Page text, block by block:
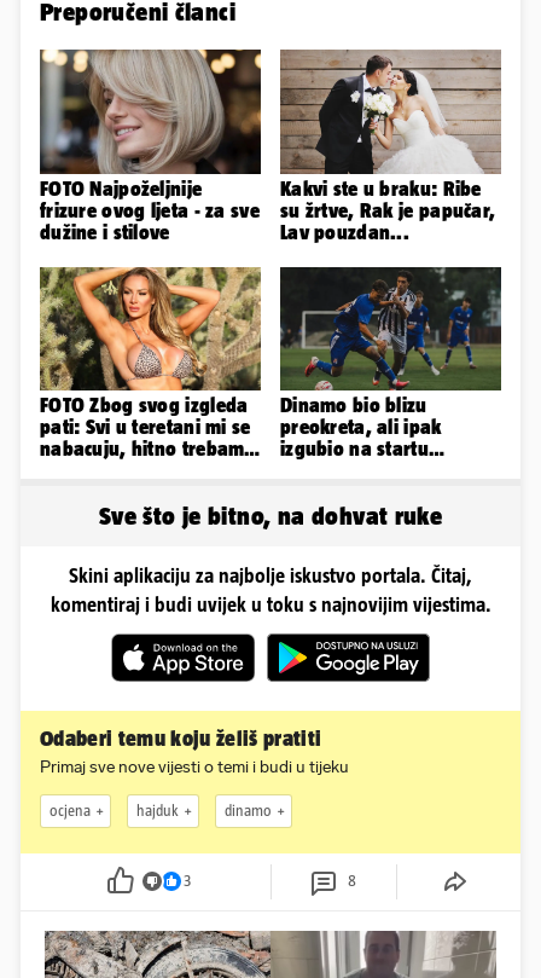
Preporučeni članci
FOTO Najpoželjnije
frizure ovog ljeta - za sve
dužine i stilove
Kakvi ste u braku: Ribe
su žrtve, Rak je papučar,
Lav pouzdan...
FOTO Zbog svog izgleda
pati: Svi u teretani mi se
nabacuju, hitno trebam
Dinamo bio blizu
preokreta, ali ipak
izgubio na startu
Sve što je bitno, na dohvat ruke
Skini aplikaciju za najbolje iskustvo portala. Čitaj,
komentiraj i budi uvijek u toku s najnovijim vijestima.
Odaberi temu koju želiš pratiti
Primaj sve nove vijesti o temi i budi u tijeku
ocjena hajduk dinamo
3 8